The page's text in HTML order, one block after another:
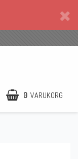
0 VARUKORG